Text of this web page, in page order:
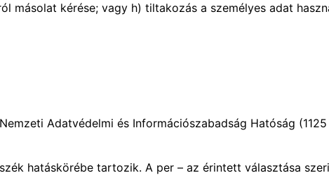
másolat kérése; vagy h) tiltakozás a személyes adat
Adatvédelmi és Információszabadság Hatóság
hatáskörébe tartozik. A per – az érintett választása